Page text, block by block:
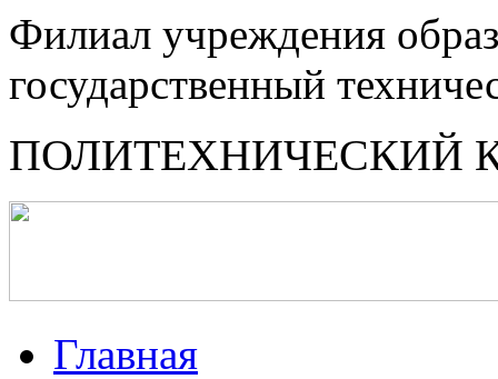
Филиал учреждения
государственный
ПОЛИТЕХНИЧЕСКИЙ
Главная